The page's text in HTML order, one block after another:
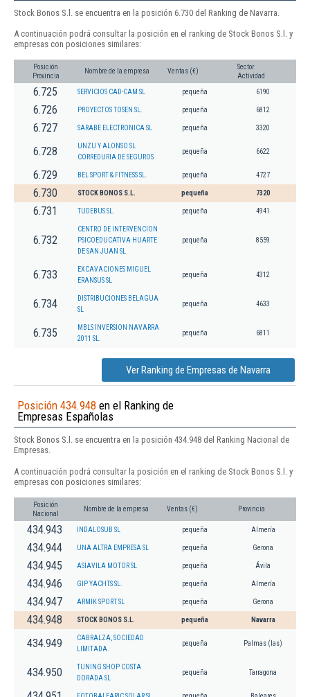
Stock Bonos S.l. se encuentra en la posición 6.730 del Ranking de Navarra.
A continuación podrá consultar la posición en el ranking de Stock Bonos S.l. y
empresas con posiciones similares:
Posición
Provincia
Nombre de la empresa Ventas (€)
Sector
Actividad
6.725 SERVICIOS CAD-CAM SL pequeña 6190
6.726 PROYECTOS TOSEN SL. pequeña 6812
6.727 SARABE ELECTRONICA SL pequeña 3320
6.728
UNZU Y ALONSO SL
CORREDURIA DE SEGUROS
pequeña 6622
6.729 BEL SPORT & FITNESS SL. pequeña 4727
6.730 STOCK BONOS S.L. pequeña 7320
6.731 TUDEBUS SL. pequeña 4941
6.732
CENTRO DE INTERVENCION
PSICOEDUCATIVA HUARTE
DE SAN JUAN SL
pequeña 8559
6.733
EXCAVACIONES MIGUEL
ERANSUS SL
pequeña 4312
6.734
DISTRIBUCIONES BELAGUA
SL
pequeña 4633
6.735
MBLS INVERSION NAVARRA
2011 SL.
pequeña 6811
Ver Ranking de Empresas de Navarra
Posición 434.948 en el Ranking de
Empresas Españolas
Stock Bonos S.l. se encuentra en la posición 434.948 del Ranking Nacional de
Empresas.
A continuación podrá consultar la posición en el ranking de Stock Bonos S.l. y
empresas con posiciones similares:
Posición
Nacional
Nombre de la empresa Ventas (€) Provincia
434.943 INDALOSUB SL pequeña Almería
434.944 UNA ALTRA EMPRESA SL pequeña Gerona
434.945 ASIAVILA MOTOR SL pequeña Ávila
434.946 GIP YACHTS SL. pequeña Almería
434.947 ARMIK SPORT SL pequeña Gerona
434.948 STOCK BONOS S.L. pequeña Navarra
434.949
CABRALZA, SOCIEDAD
LIMITADA.
pequeña Palmas (las)
434.950
TUNING SHOP COSTA
DORADA SL
pequeña Tarragona